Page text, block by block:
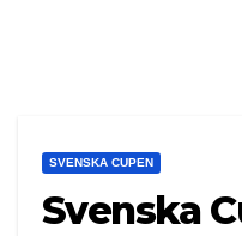
SVENSKA CUPEN
Svenska